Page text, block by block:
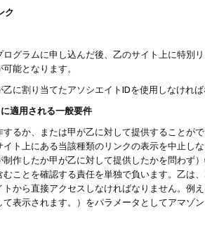
ク
グラムに申し込んだ後、乙のサイト上に特別
能となります。
に割り当てたアソシエイトIDを使用しなけれ
適用される一般要件
るか、または甲が乙に対して提供することが
イト上にある当該種類のリンクの表示を中止し
作したか甲が乙に対して提供したかを問わず
ことを確認する責任を単独で負います。乙は
トから直接アクセスしなければなりません。例
表示されます。）をパラメータとしてアマゾ